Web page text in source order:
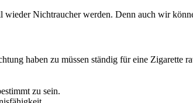
Nichtraucher werden. Denn auch wir
haben zu müssen ständig für eine Zigarette
zu sein.